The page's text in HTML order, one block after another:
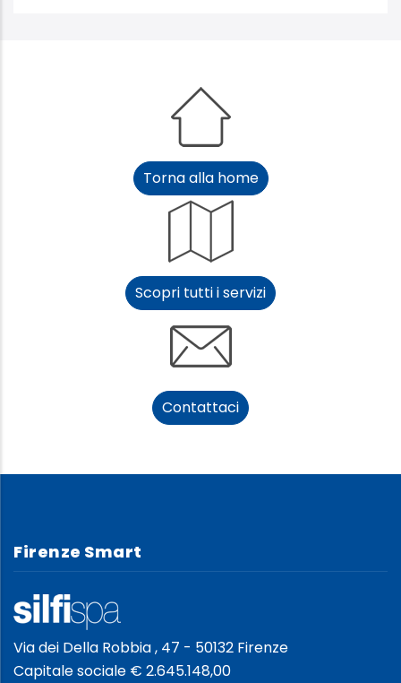
Torna alla home
Scopri tutti i servizi
Contattaci
Firenze Smart
Via dei Della Robbia , 47 - 50132 Firenze
Capitale sociale € 2.645.148,00